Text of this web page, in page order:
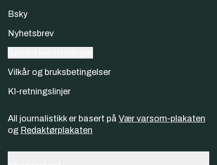
Bsky
Nyhetsbrev
Vilkår og bruksbetingelser
KI-retningslinjer
All journalistikk er basert på Vær varsom-plakaten
og Redaktørplakaten